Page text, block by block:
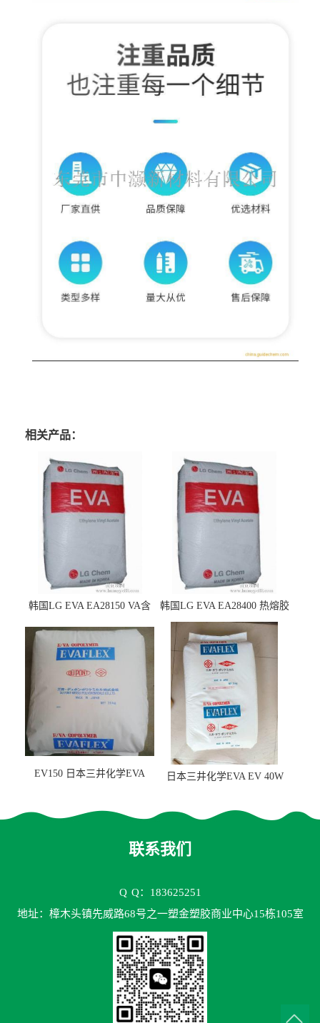
相关产品：
韩国LG EVA EA28150 VA含
韩国LG EVA EA28400 热熔胶
级 VA含量28 熔指400
EV150 日本三井化学EVA
日本三井化学EVA EV 40W
联系我们
Q Q：183625251
地址：樟木头镇先威路68号之一塑金塑胶商业中心15栋105室